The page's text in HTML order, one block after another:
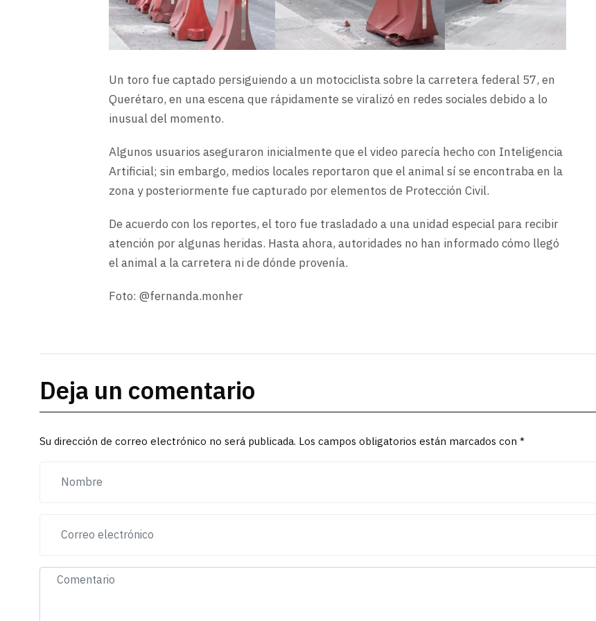
Un toro fue captado persiguiendo a un motociclista sobre la carretera federal 57, en
Querétaro, en una escena que rápidamente se viralizó en redes sociales debido a lo
inusual del momento.
Algunos usuarios aseguraron inicialmente que el video parecía hecho con Inteligencia
Artificial; sin embargo, medios locales reportaron que el animal sí se encontraba en la
zona y posteriormente fue capturado por elementos de Protección Civil.
De acuerdo con los reportes, el toro fue trasladado a una unidad especial para recibir
atención por algunas heridas. Hasta ahora, autoridades no han informado cómo llegó
el animal a la carretera ni de dónde provenía.
Foto: @fernanda.monher
Deja un comentario
Su dirección de correo electrónico no será publicada. Los campos obligatorios están marcados con *